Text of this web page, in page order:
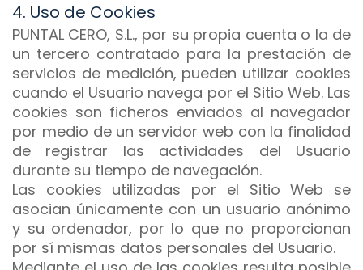
4. Uso de Cookies
PUNTAL CERO, S.L., por su propia cuenta o la de
un tercero contratado para la prestación de
servicios de medición, pueden utilizar cookies
cuando el Usuario navega por el Sitio Web. Las
cookies son ficheros enviados al navegador
por medio de un servidor web con la finalidad
de registrar las actividades del Usuario
durante su tiempo de navegación.
Las cookies utilizadas por el Sitio Web se
asocian únicamente con un usuario anónimo
y su ordenador, por lo que no proporcionan
por sí mismas datos personales del Usuario.